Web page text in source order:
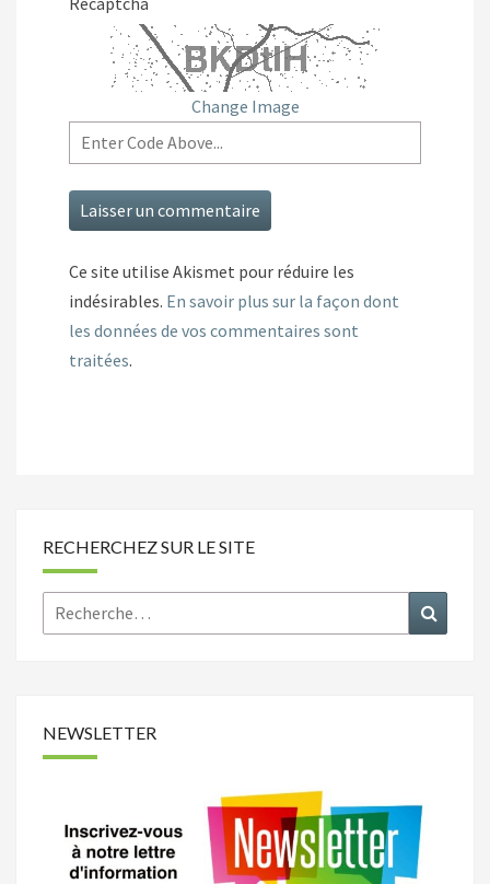
Change Image
Ce site utilise Akismet pour réduire les
indésirables. En savoir plus sur la façon dont
les données de vos commentaires sont
traitées.
RECHERCHEZ SUR LE SITE
Rechercher :
NEWSLETTER